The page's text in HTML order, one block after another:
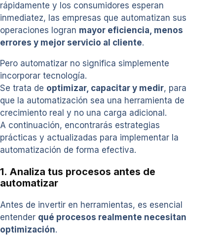
rápidamente y los consumidores esperan
inmediatez, las empresas que automatizan sus
operaciones logran mayor eficiencia, menos
errores y mejor servicio al cliente.
Pero automatizar no significa simplemente
incorporar tecnología.
Se trata de optimizar, capacitar y medir, para
que la automatización sea una herramienta de
crecimiento real y no una carga adicional.
A continuación, encontrarás estrategias
prácticas y actualizadas para implementar la
automatización de forma efectiva.
1. Analiza tus procesos antes de
automatizar
Antes de invertir en herramientas, es esencial
entender qué procesos realmente necesitan
optimización.